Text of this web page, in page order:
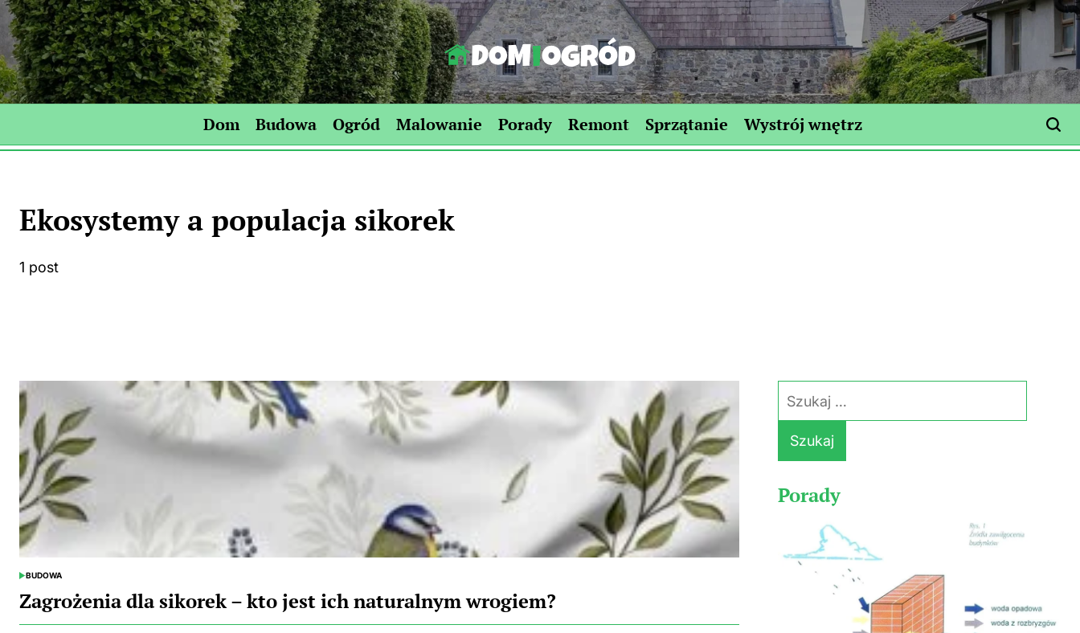
Skip
to
content
Dom-
Ogród.edu.pl
Dom Budowa Ogród Malowanie Porady Remont Sprzątanie Wystrój wnętrz
Ekosystemy a populacja sikorek
1 post
POSTED
BUDOWA
Zagrożenia dla sikorek – kto jest ich naturalnym wrogiem?
Szukaj:
Porady